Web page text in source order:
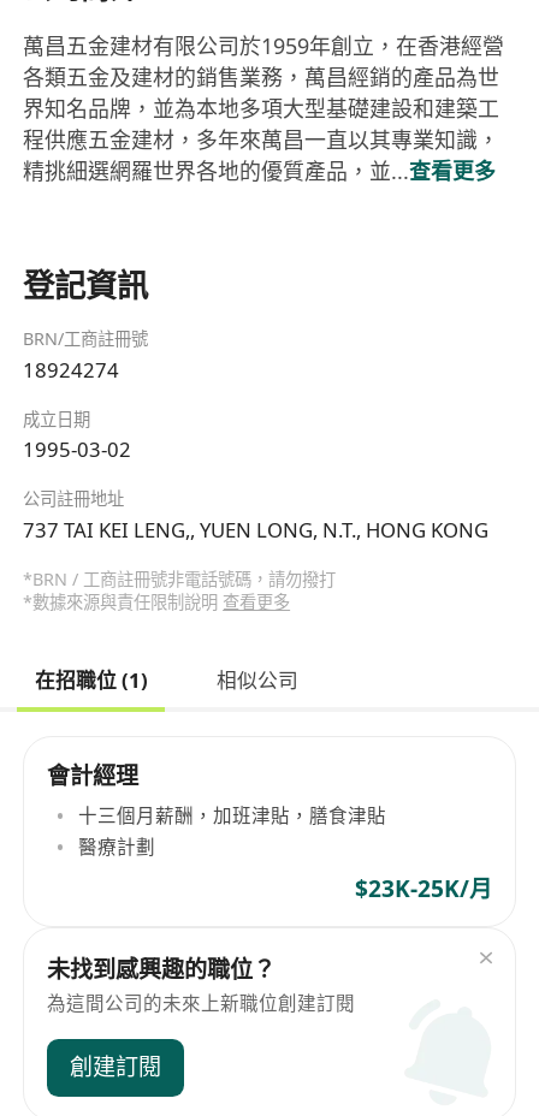
萬昌五金建材有限公司於1959年創立，在香港經營
各類五金及建材的銷售業務，萬昌經銷的產品為世
界知名品牌，並為本地多項大型基礎建設和建築工
程供應五金建材，多年來萬昌一直以其專業知識，
精挑細選網羅世界各地的優質產品，並...查看更多
登記資訊
BRN/工商註冊號
18924274
成立日期
1995-03-02
公司註冊地址
737 TAI KEI LENG,, YUEN LONG, N.T., HONG KONG
*BRN / 工商註冊號非電話號碼，請勿撥打
*數據來源與責任限制說明 查看更多
在招職位 (1) 相似公司
會計經理
十三個月薪酬，加班津貼，膳食津貼
醫療計劃
$23K-25K/月
未找到感興趣的職位？
為這間公司的未來上新職位創建訂閱
創建訂閱